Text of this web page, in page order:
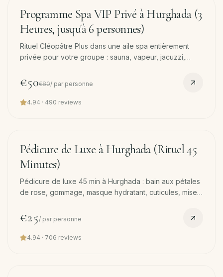
−
Programme Spa VIP Privé à Hurghada (3
Heures, jusqu'à 6 personnes)
Rituel Cléopâtre Plus dans une aile spa entièrement
privée pour votre groupe : sauna, vapeur, jacuzzi,
coco, mousse de savon d'olive style hammam turc,
gommage coco, massage 45 min et masque visage
chacun.
€50€80/ par personne
4.94 · 490 reviews
min
Pédicure de Luxe à Hurghada (Rituel 45
Minutes)
Pédicure de luxe 45 min à Hurghada : bain aux pétales
de rose, gommage, masque hydratant, cuticules, mise
€25/ par personne
4.94 · 706 reviews